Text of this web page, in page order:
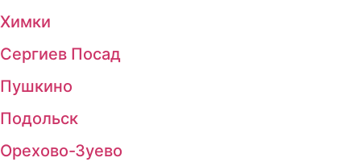
Химки
Сергиев Посад
Пушкино
Подольск
Орехово-Зуево